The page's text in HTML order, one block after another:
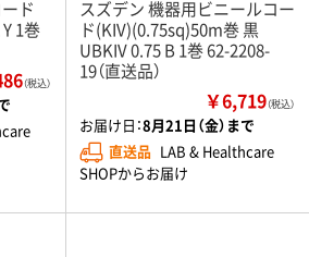
ド
1巻
（税込）
スズデン 機器用ビニールコー
ド(KIV)(0.75sq)50m巻 黒
UBKIV 0.75 B 1巻 62-2208-
19（直送品）
￥6,719（税込）
お届け日：8月21日（金）まで
直送品 LAB & Healthcare
SHOPからお届け